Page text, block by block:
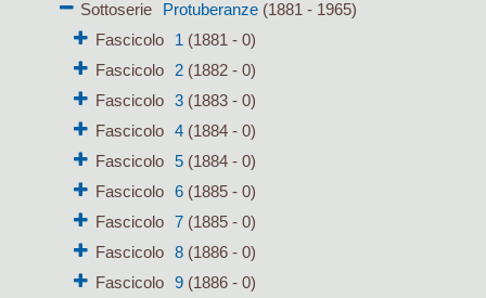
Sottoserie
Protuberanze (1881 - 1965)
Fascicolo
1 (1881 - 0)
Fascicolo
2(1882 - 0)
Fascicolo
3(1883 - 0)
Fascicolo
4(1884 - 0)
Fascicolo
5(1884 - 0)
Fascicolo
6(1885 - 0)
Fascicolo
7(1885 - 0)
Fascicolo
8(1886 - 0)
Fascicolo
9(1886 - 0)